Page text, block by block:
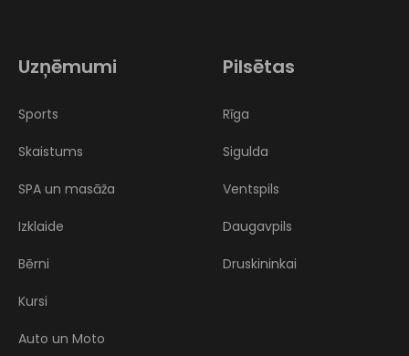
Uzņēmumi
Sports
Skaistums
SPA un masāža
Izklaide
Bērni
Kursi
Auto un Moto
Pilsētas
Rīga
Sigulda
Ventspils
Daugavpils
Druskininkai